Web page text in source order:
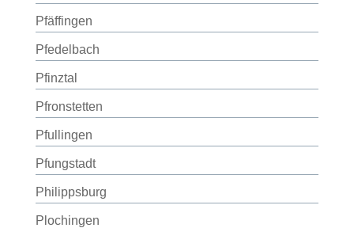
Pfäffingen
Pfedelbach
Pfinztal
Pfronstetten
Pfullingen
Pfungstadt
Philippsburg
Plochingen